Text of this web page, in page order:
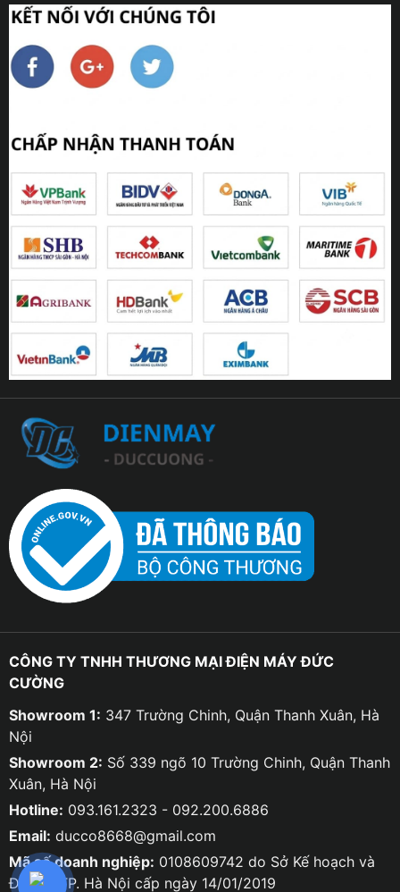
CÔNG TY TNHH THƯƠNG MẠI ĐIỆN MÁY ĐỨC
CƯỜNG
Showroom 1: 347 Trường Chinh, Quận Thanh Xuân, Hà
Nội
Showroom 2: Số 339 ngõ 10 Trường Chinh, Quận Thanh
Xuân, Hà Nội
Hotline: 093.161.2323 - 092.200.6886
Email: ducco8668@gmail.com
Mã số doanh nghiệp: 0108609742 do Sở Kế hoạch và
Đầu tư TP. Hà Nội cấp ngày 14/01/2019